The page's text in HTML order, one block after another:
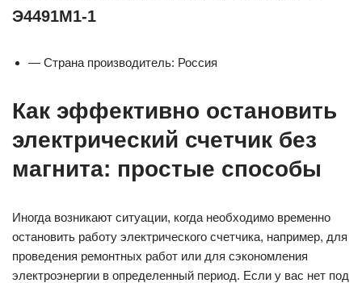
Э4491М1-1
— Страна производитель: Россия
Как эффективно остановить
электрический счетчик без
магнита: простые способы
Иногда возникают ситуации, когда необходимо временно
остановить работу электрического счетчика, например, для
проведения ремонтных работ или для сэкономления
электроэнергии в определенный период. Если у вас нет под